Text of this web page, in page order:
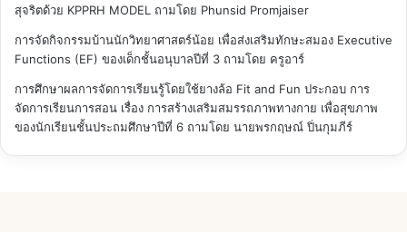
สุจริตด้วย KPPRH MODEL ถามโดย Phunsid Promjaiser
การจัดกิจกรรมบ้านนักวิทยาศาสตร์น้อย เพื่อส่งเสริมทักษะสมอง Executive
Functions (EF) ของเด็กชั้นอนุบาลปีที่ 3 ถามโดย ครูอาร์
การศึกษาผลการจัดการเรียนรู้โดยใช้ยางล้อ Fit and Fun ประกอบ การ
จัดการเรียนการสอน เรื่อง การสร้างเสริมสมรรถภาพทางกาย เพื่อสุขภาพ
ของนักเรียนชั้นประถมศึกษาปีที่ 6 ถามโดย นายพรกฤษณ์ ปิ่นกุมภีร์